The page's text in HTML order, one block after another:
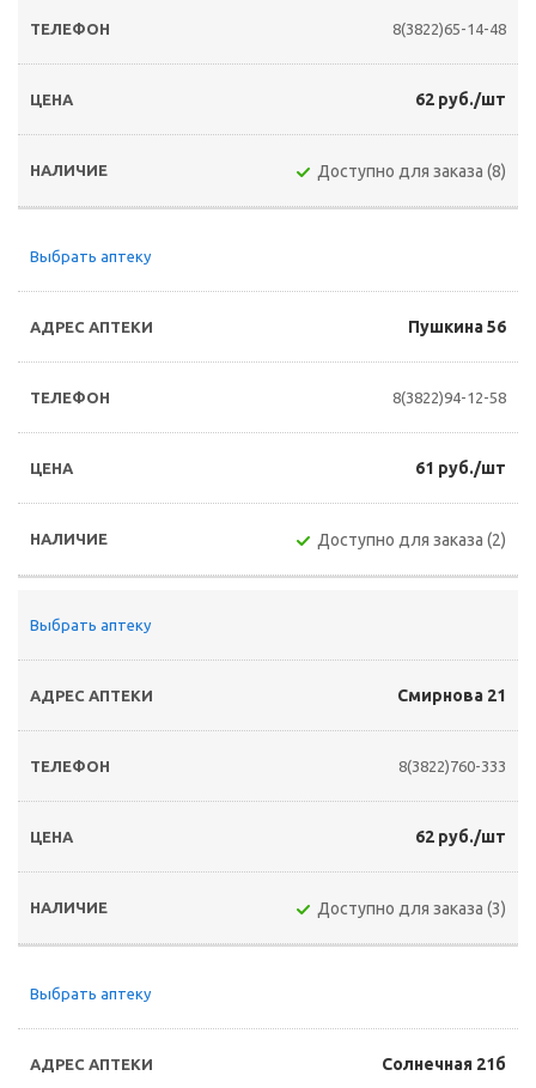
8(3822)65-14-48
62 руб./шт
Доступно для заказа (8)
Выбрать аптеку
Пушкина 56
8(3822)94-12-58
61 руб./шт
Доступно для заказа (2)
Выбрать аптеку
Смирнова 21
8(3822)760-333
62 руб./шт
Доступно для заказа (3)
Выбрать аптеку
Солнечная 21б